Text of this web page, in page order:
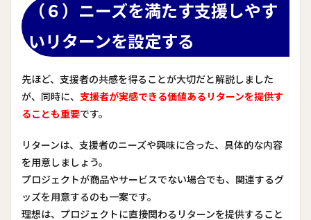
（６）ニーズを満たす支援しやす
いリターンを設定する
先ほど、支援者の共感を得ることが大切だと解説しました
が、同時に、 支援者が実感できる価値あるリターンを提供す
ることも重要です。
リターンは、支援者のニーズや興味に合った、具体的な内容
を用意しましょう。
プロジェクトが商品やサービスでない場合でも、関連するグ
ッズを用意するのも一案です。
理想は、プロジェクトに直接関わるリターンを提供すること